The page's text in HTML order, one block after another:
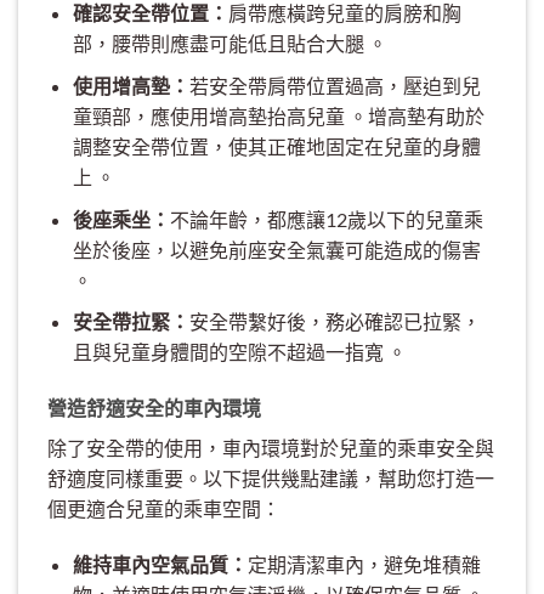
確認安全帶位置： 肩帶應橫跨兒童的肩膀和胸
部，腰帶則應盡可能低且貼合大腿 。
使用增高墊： 若安全帶肩帶位置過高，壓迫到兒
童頸部，應使用增高墊抬高兒童 。增高墊有助於
調整安全帶位置，使其正確地固定在兒童的身體
上 。
後座乘坐： 不論年齡，都應讓12歲以下的兒童乘
坐於後座，以避免前座安全氣囊可能造成的傷害
。
安全帶拉緊： 安全帶繫好後，務必確認已拉緊，
且與兒童身體間的空隙不超過一指寬 。
營造舒適安全的車內環境
除了安全帶的使用，車內環境對於兒童的乘車安全與
舒適度同樣重要。以下提供幾點建議，幫助您打造一
個更適合兒童的乘車空間：
維持車內空氣品質： 定期清潔車內，避免堆積雜